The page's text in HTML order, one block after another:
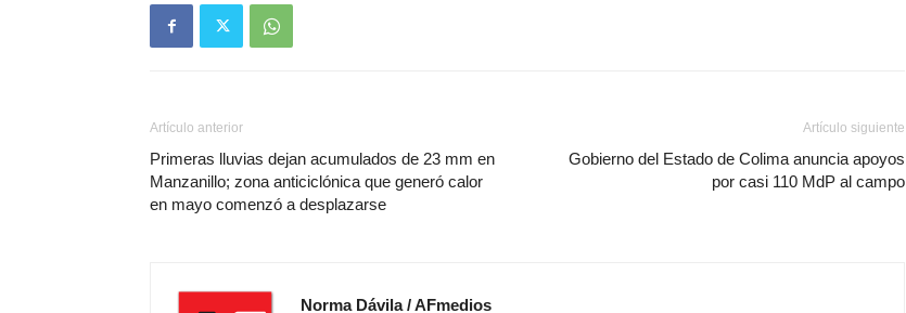
Artículo anterior
Primeras lluvias dejan acumulados de 23 mm en
Manzanillo; zona anticiclónica que generó calor
en mayo comenzó a desplazarse
Artículo siguiente
Gobierno del Estado de Colima anuncia apoyos
por casi 110 MdP al campo
Norma Dávila / AFmedios